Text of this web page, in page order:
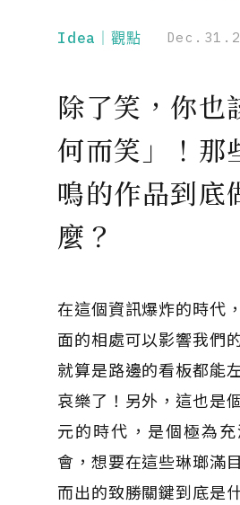
Idea｜觀點
除了笑，你也
何而笑」！那
鳴的作品到底
麼？
在這個資訊爆炸的時代
面的相處可以影響我們
就算是路邊的看板都能
哀樂了！另外，這也是
元的時代，是個極為
會，想要在這些琳瑯滿
而出的致勝關鍵到底是